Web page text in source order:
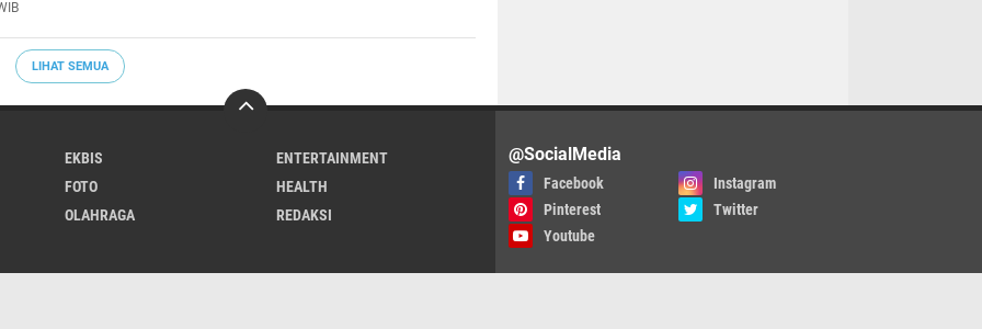
LIHAT SEMUA
EKBIS
ENTERTAINMENT
FOTO
HEALTH
OLAHRAGA
REDAKSI
@SocialMedia
Facebook
Instagram
Pinterest
Twitter
Youtube